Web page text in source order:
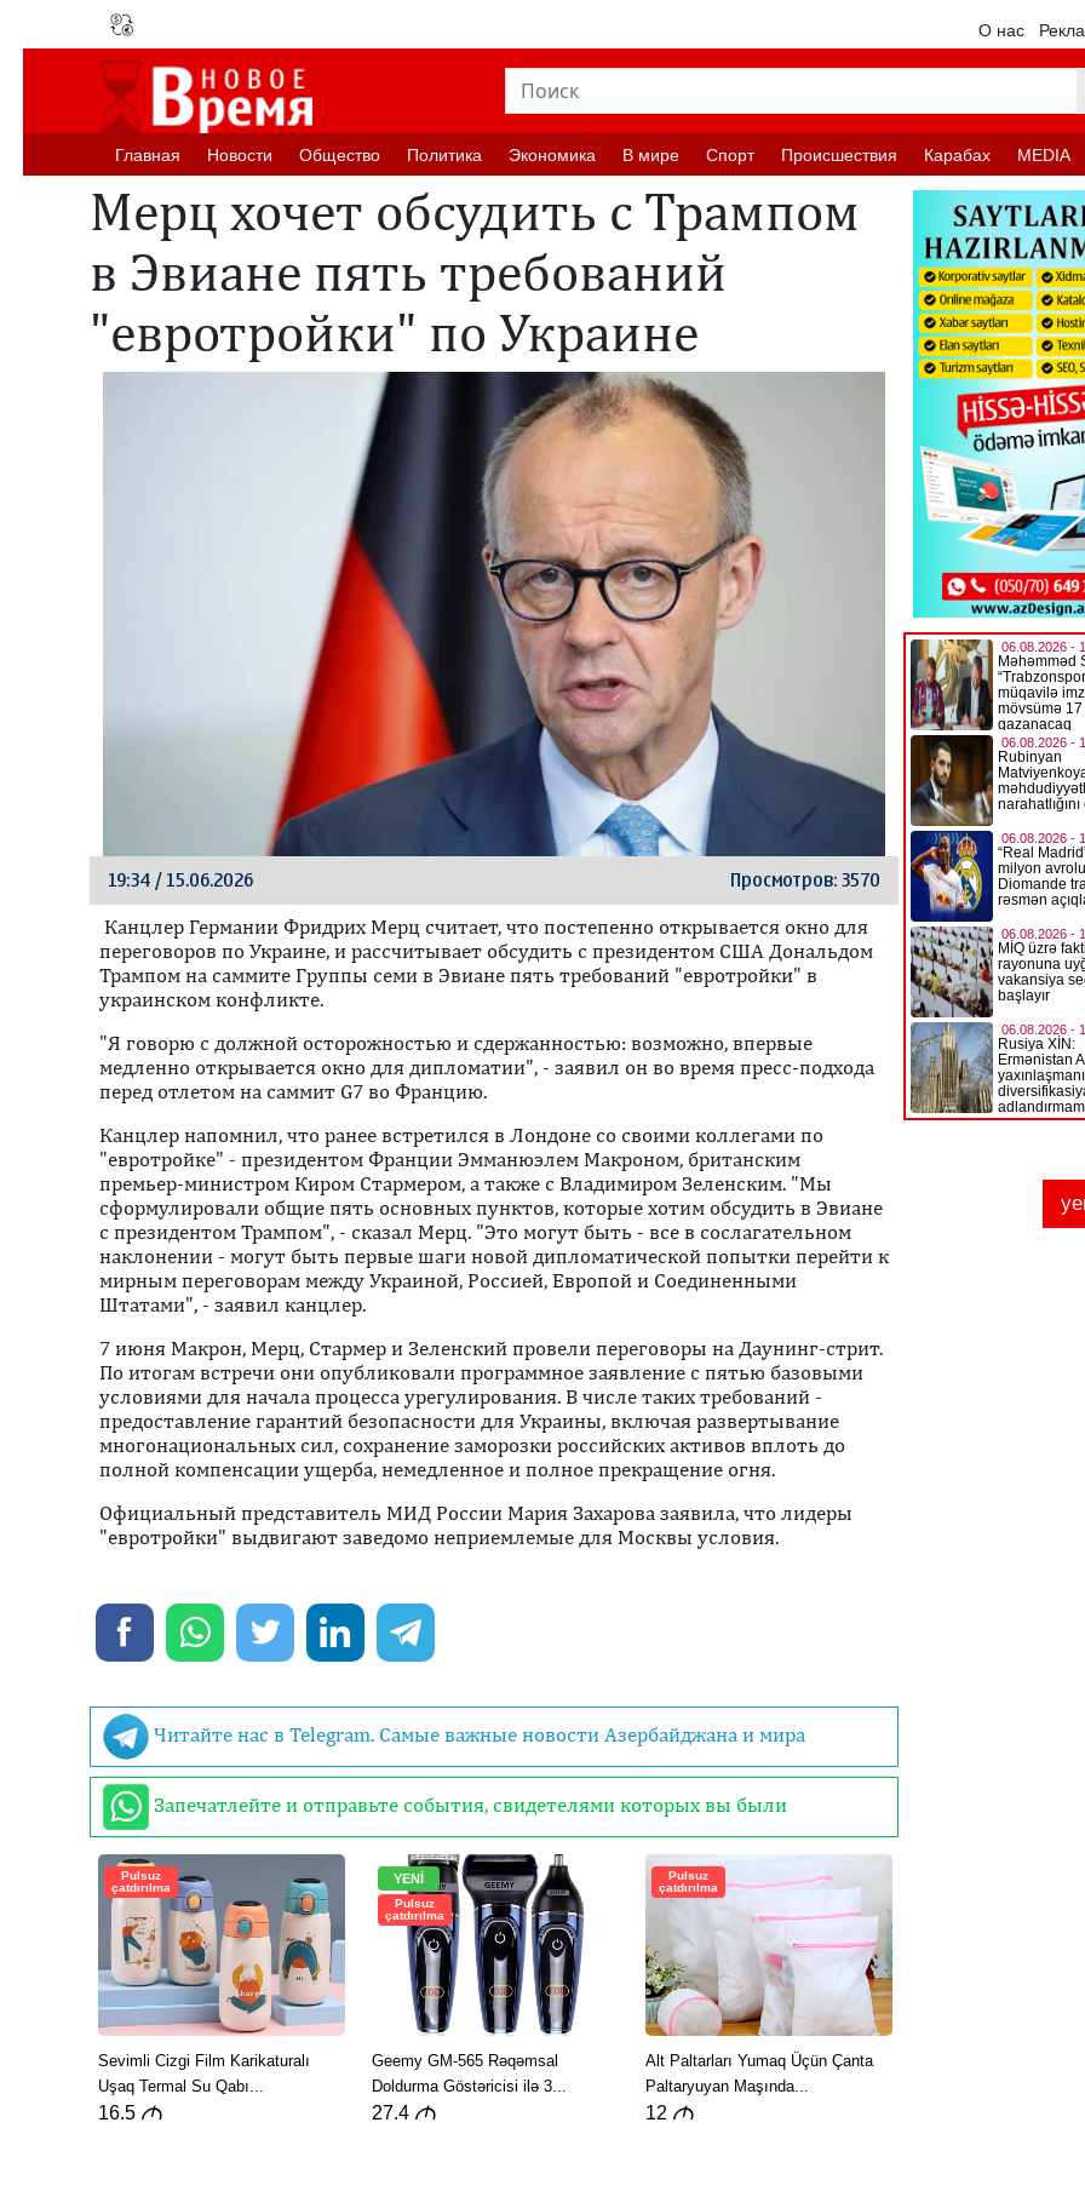
О нас
Главная Новости Oбщество Политика Экономика В мире Спорт Происшествия Карабах MEDIA
Мерц хочет обсудить с Трампом
в Эвиане пять требований
"евротройки" по Украине
19:34 / 15.06.2026 Просмотров: 3570
Канцлер Германии Фридрих Мерц считает, что постепенно открывается окно для
переговоров по Украине, и рассчитывает обсудить с президентом США Дональдом
Трампом на саммите Группы семи в Эвиане пять требований "евротройки" в
украинском конфликте.
"Я говорю с должной осторожностью и сдержанностью: возможно, впервые
медленно открывается окно для дипломатии", - заявил он во время пресс-подхода
перед отлетом на саммит G7 во Францию.
Канцлер напомнил, что ранее встретился в Лондоне со своими коллегами по
"евротройке" - президентом Франции Эмманюэлем Макроном, британским
премьер-министром Киром Стармером, а также с Владимиром Зеленским. "Мы
сформулировали общие пять основных пунктов, которые хотим обсудить в Эвиане
с президентом Трампом", - сказал Мерц. "Это могут быть - все в сослагательном
наклонении - могут быть первые шаги новой дипломатической попытки перейти к
мирным переговорам между Украиной, Россией, Европой и Соединенными
Штатами", - заявил канцлер.
7 июня Макрон, Мерц, Стармер и Зеленский провели переговоры на Даунинг-стрит.
По итогам встречи они опубликовали программное заявление с пятью базовыми
условиями для начала процесса урегулирования. В числе таких требований -
предоставление гарантий безопасности для Украины, включая развертывание
многонациональных сил, сохранение заморозки российских активов вплоть до
полной компенсации ущерба, немедленное и полное прекращение огня.
Официальный представитель МИД России Мария Захарова заявила, что лидеры
"евротройки" выдвигают заведомо неприемлемые для Москвы условия.
Читайте нас в Telegram. Самые важные новости Азербайджана и мира
Запечатлейте и отправьте события, свидетелями которых вы были